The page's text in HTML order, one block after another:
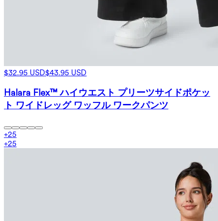
$32.95 USD$43.95 USD
Halara Flex™ ハイウエスト プリーツサイドポケッ
ト ワイドレッグ ワッフル ワークパンツ
+25
+25